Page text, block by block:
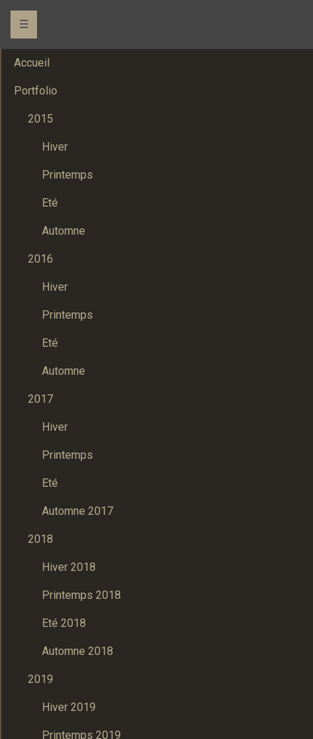
☰
Accueil
Portfolio
2015
Hiver
Printemps
Eté
Automne
2016
Hiver
Printemps
Eté
Automne
2017
Hiver
Printemps
Eté
Automne 2017
2018
Hiver 2018
Printemps 2018
Eté 2018
Automne 2018
2019
Hiver 2019
Printemps 2019